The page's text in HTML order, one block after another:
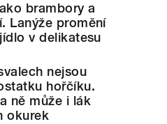
brambory a
Lanýže promění
v delikatesu
nejsou
hořčíku.
ně může i lák
okurek